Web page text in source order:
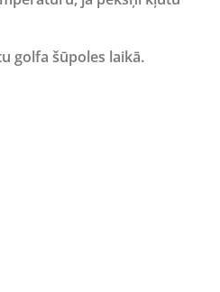
golfa šūpoles laikā.